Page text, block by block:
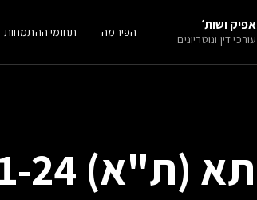
אפיק ושות׳
עורכי דין ונוטריונים הפירמה תחומי ההתמחות